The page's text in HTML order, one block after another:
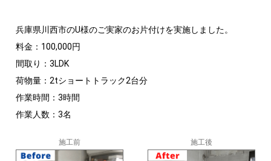
兵庫県川西市のU様のご実家のお片付けを実施しました。
料金：100,000円
間取り：3LDK
荷物量：2tショートトラック2台分
作業時間：3時間
作業人数：3名
施工前 施工後